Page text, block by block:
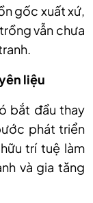
gốc xuất xứ,
vẫn chưa
liệu
bắt đầu thay
phát triển
trí tuệ làm
và gia tăng